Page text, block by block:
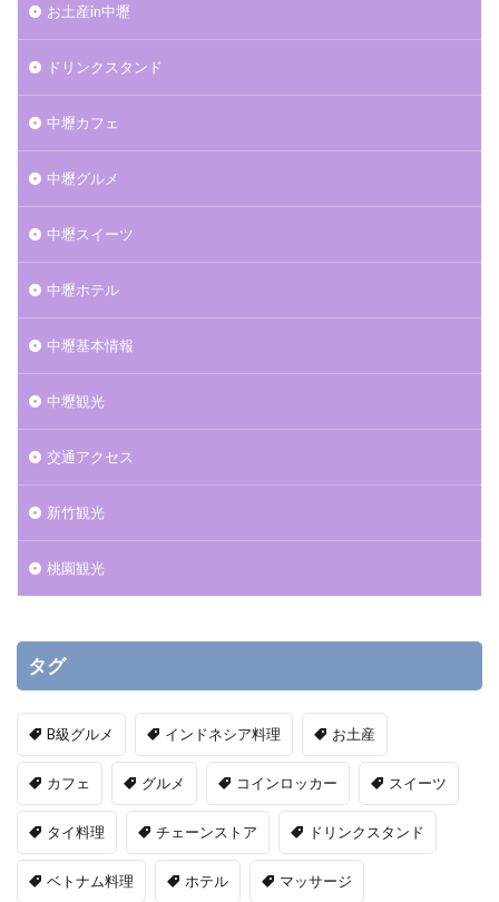
お土産in中壢
ドリンクスタンド
中壢カフェ
中壢グルメ
中壢スイーツ
中壢ホテル
中壢基本情報
中壢観光
交通アクセス
新竹観光
桃園観光
タグ
B級グルメ インドネシア料理 お土産
カフェ グルメ コインロッカー スイーツ
タイ料理 チェーンストア ドリンクスタンド
ベトナム料理 ホテル マッサージ